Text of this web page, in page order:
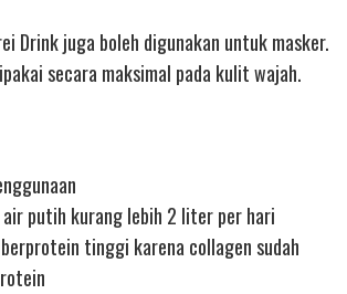
Drink juga boleh digunakan untuk masker.
secara maksimal pada kulit wajah.
air putih kurang lebih 2 liter per hari
tinggi karena collagen sudah